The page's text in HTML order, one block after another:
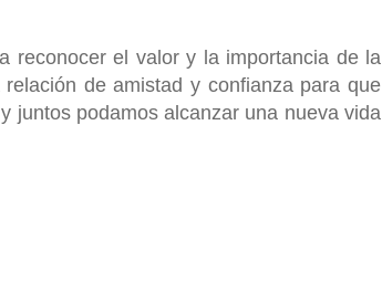
reconocer el valor y la importancia de la
de amistad y confianza para que
juntos podamos alcanzar una nueva vida